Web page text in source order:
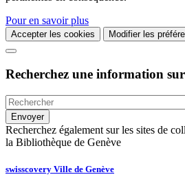
Pour en savoir plus
Accepter les cookies Modifier les
Recherchez une information
Recherchez également sur les sites de
la Bibliothèque de Genève
swisscovery Ville de Genève